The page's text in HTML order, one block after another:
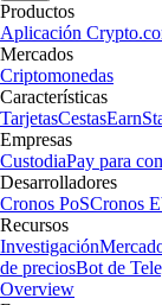
Productos
Aplicación
Mercados
Criptomonedas
Características
TarjetasCestasEarn
Empresas
CustodiaPay para
Desarrolladores
Cronos PoSCronos
Recursos
Investigación
de preciosBot de
Overview